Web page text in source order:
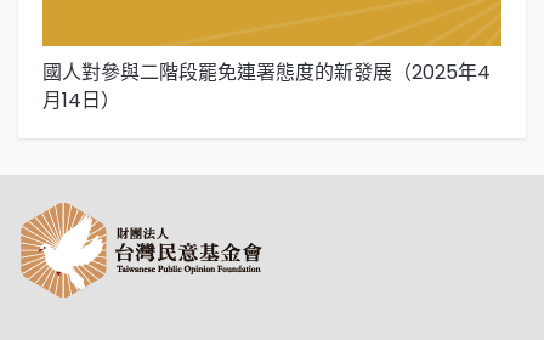
國人對參與二階段罷免連署態度的新發展（2025年4
月14日）